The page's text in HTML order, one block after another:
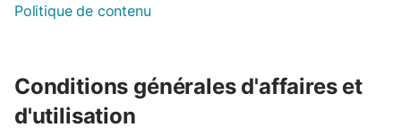
Politique de contenu
Conditions générales d'affaires et
d'utilisation